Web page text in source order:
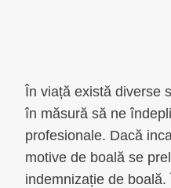
În viață există diverse
în măsură să ne
profesionale. Dacă
motive de boală se
indemnizație de